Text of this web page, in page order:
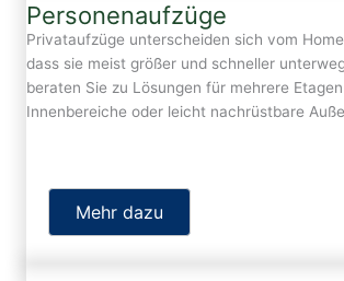
Personenaufzüge
Privataufzüge unterscheiden sich vom
dass sie meist größer und schneller
beraten Sie zu Lösungen für mehrere
Innenbereiche oder leicht nachrüstbare
Mehr dazu